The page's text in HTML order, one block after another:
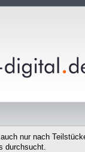
nur nach
durchsucht.